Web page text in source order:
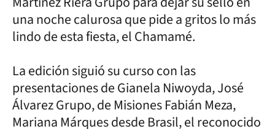
una noche calurosa que pide a gritos lo más
lindo de esta fiesta, el Chamamé.
La edición siguió su curso con las
presentaciones de Gianela Niwoyda, José
Álvarez Grupo, de Misiones Fabián Meza,
Mariana Márques desde Brasil, el reconocido